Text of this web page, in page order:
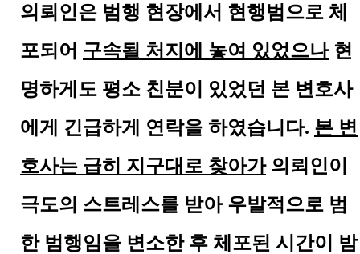
의뢰인은 범행 현장에서 현행범으로 체
포되어 구속될 처지에 놓여 있었으나현
명하게도 평소 친분이 있었던 본 변호사
에게 긴급하게 연락을 하였습니다. 본 변
호사는 급히 지구대로 찾아가의뢰인이
극도의 스트레스를 받아 우발적으로 범
한 범행임을 변소한 후 체포된 시간이 밤